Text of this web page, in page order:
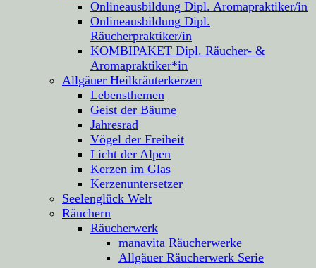
Onlineausbildung Dipl. Aromapraktiker/in
Onlineausbildung Dipl.
Räucherpraktiker/in
KOMBIPAKET Dipl. Räucher- &
Aromapraktiker*in
Allgäuer Heilkräuterkerzen
Lebensthemen
Geist der Bäume
Jahresrad
Vögel der Freiheit
Licht der Alpen
Kerzen im Glas
Kerzenuntersetzer
Seelenglück Welt
Räuchern
Räucherwerk
manavita Räucherwerke
Allgäuer Räucherwerk Serie